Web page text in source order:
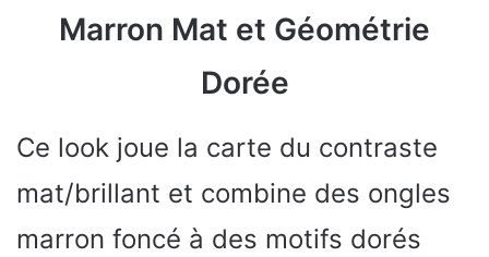
Marron Mat et Géométrie
Dorée
Ce look joue la carte du contraste
mat/brillant et combine des ongles
marron foncé à des motifs dorés